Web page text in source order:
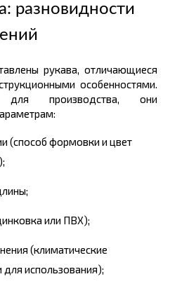
разновидности
рукава, отличающиеся
особенностями.
производства, они
(способ формовки и цвет
или ПВХ);
(климатические
использования);